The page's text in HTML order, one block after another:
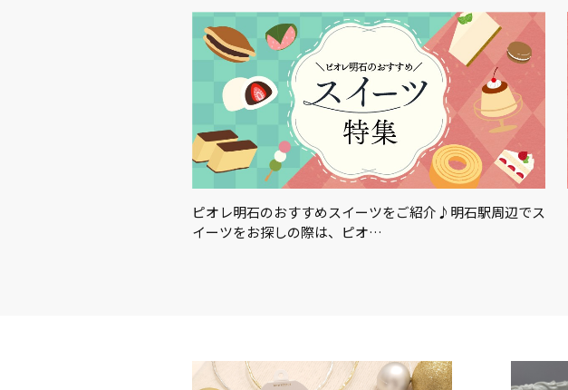
ピオレ明石のおすすめスイーツをご紹介♪明石駅周辺でス
イーツをお探しの際は、ピオ…